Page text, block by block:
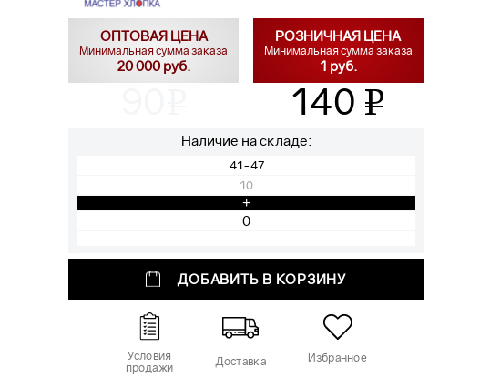
ОПТОВАЯ ЦЕНА
Минимальная сумма заказа
20 000 руб.
РОЗНИЧНАЯ ЦЕНА
Минимальная сумма заказа
1 руб.
140 v
Наличие на складе:
41-47
10
+
ДОБАВИТЬ В КОРЗИНУ
Условия
продажи
Доставка Избранное